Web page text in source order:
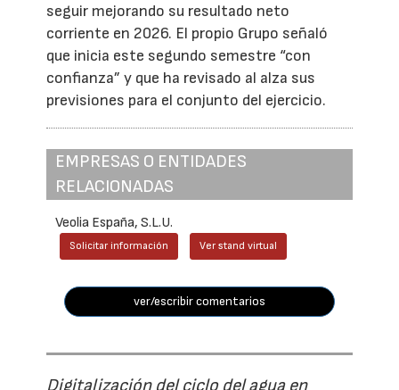
seguir mejorando su resultado neto
corriente en 2026. El propio Grupo señaló
que inicia este segundo semestre “con
confianza” y que ha revisado al alza sus
previsiones para el conjunto del ejercicio.
EMPRESAS O ENTIDADES
RELACIONADAS
Veolia España, S.L.U.
Solicitar información Ver stand virtual
ver/escribir comentarios